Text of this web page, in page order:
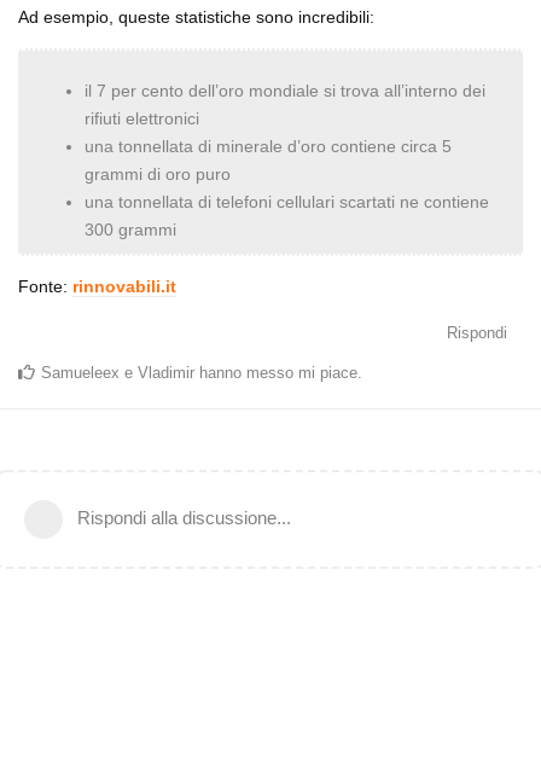
Ad esempio, queste statistiche sono incredibili:
il 7 per cento dell’oro mondiale si trova all’interno dei
rifiuti elettronici
una tonnellata di minerale d’oro contiene circa 5
grammi di oro puro
una tonnellata di telefoni cellulari scartati ne contiene
300 grammi
Fonte: rinnovabili.it
Rispondi
Samueleex e Vladimir hanno messo mi piace
Rispondi alla discussione...